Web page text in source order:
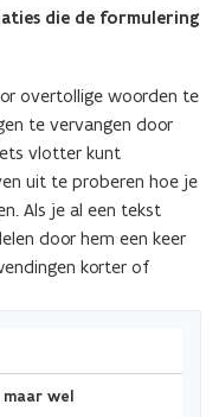
die de formulering
overtollige woorden te
te vervangen door
vlotter kunt
uit te proberen hoe je
Als je al een tekst
door hem een keer
korter of
maar wel